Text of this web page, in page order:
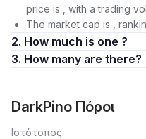
price is , with a trading
The market cap is ,
2. How much is one ?
3. How many are there?
DarkPino Πόροι
Ιστότοπος